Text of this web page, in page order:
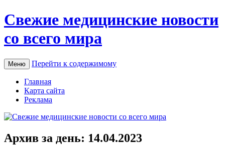
Свежие медицинские новости
со всего мира
Меню Перейти к содержимому
Главная
Карта сайта
Реклама
Архив за день: 14.04.2023